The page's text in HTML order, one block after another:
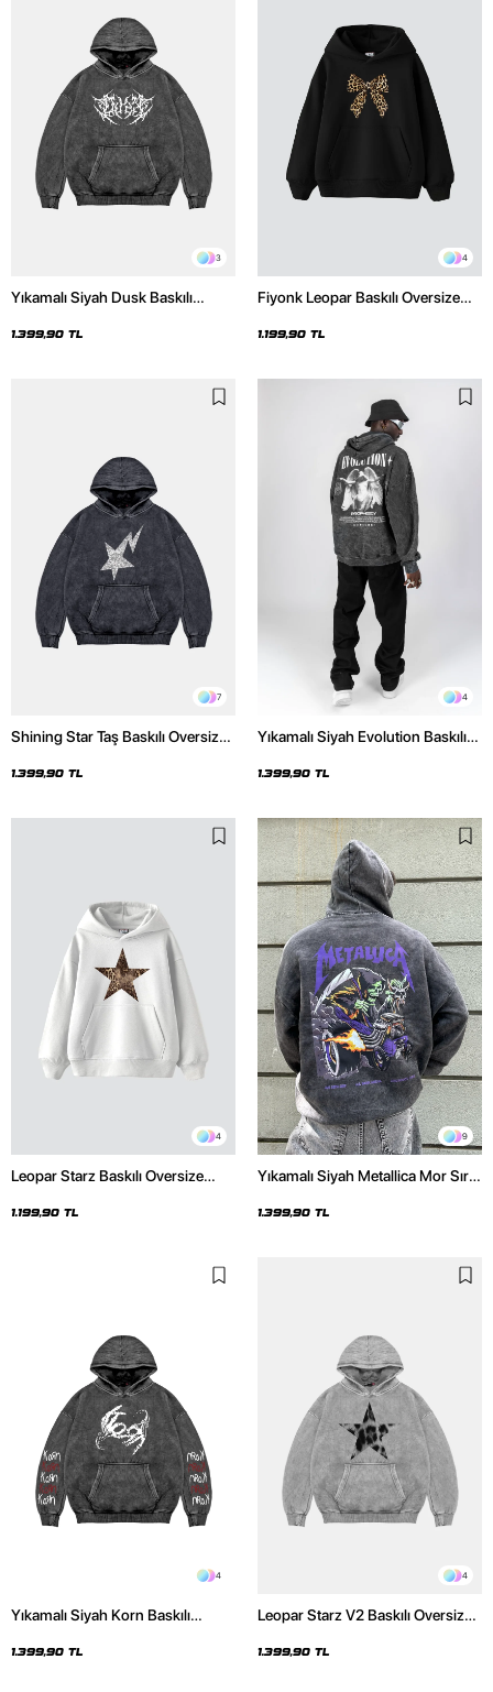
3
Yıkamalı Siyah Dusk Baskılı
1.399,90 TL
4
Fiyonk Leopar Baskılı Oversize
1.199,90 TL
7
Shining Star Taş Baskılı Oversize
Hoodie
1.399,90 TL
4
Yıkamalı Siyah Evolution Baskılı
Hoodie
1.399,90 TL
4
Leopar Starz Baskılı Oversize
1.199,90 TL
9
Yıkamalı Siyah Metallica Mor Sırt
Hoodie
1.399,90 TL
4
Yıkamalı Siyah Korn Baskılı
1.399,90 TL
4
Leopar Starz V2 Baskılı Oversize
Hoodie
1.399,90 TL